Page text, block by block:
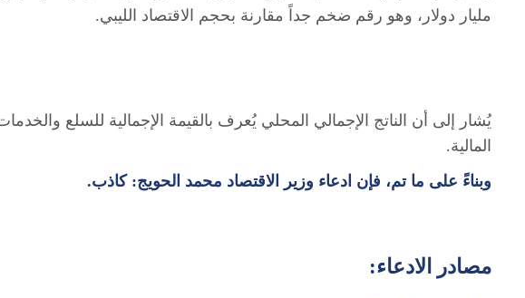
مليار دولار، وهو رقم ضخم جداً مقارنة بحجم الاقتصاد الليبي.
يُشار إلى أن الناتج الإجمالي المحلي يُعرف بالقيمة الإجمالية للسلع
المالية.
وبناءً على ما تم، فإن ادعاء وزير الاقتصاد محمد الحويج: كاذب.
مصادر الادعاء: